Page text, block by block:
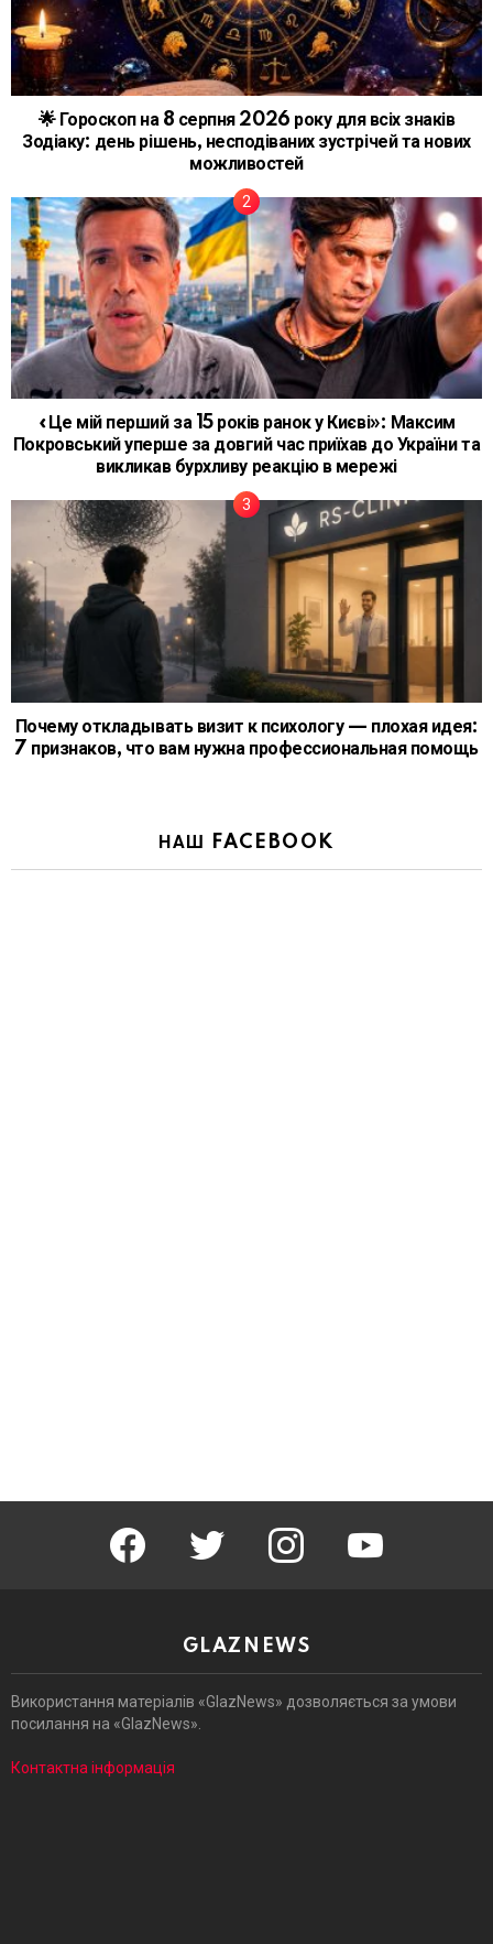
🌟 Гороскоп на 8 серпня 2026 року для всіх знаків
Зодіаку: день рішень, несподіваних зустрічей та нових
можливостей
«Це мій перший за 15 років ранок у Києві»: Максим
Покровський уперше за довгий час приїхав до України та
викликав бурхливу реакцію в мережі
Почему откладывать визит к психологу — плохая идея:
7 признаков, что вам нужна профессиональная помощь
НАШ FACEBOOK
facebook twitter instagram youtube
GLAZNEWS
Використання матеріалів «GlazNews» дозволяється за умови
посилання на «GlazNews».
Контактна інформація